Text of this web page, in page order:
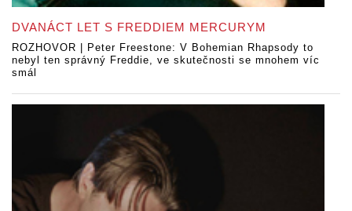
DVANÁCT LET S FREDDIEM MERCURYM
ROZHOVOR | Peter Freestone: V Bohemian Rhapsody to
nebyl ten správný Freddie, ve skutečnosti se mnohem víc
smál